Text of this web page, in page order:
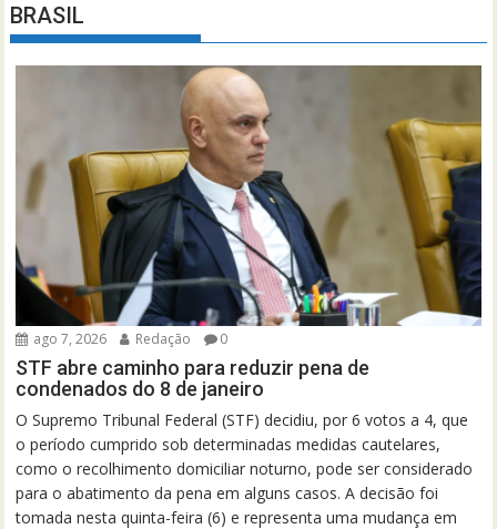
BRASIL
ago 7, 2026 Redação 0
STF abre caminho para reduzir pena de
condenados do 8 de janeiro
O Supremo Tribunal Federal (STF) decidiu, por 6 votos a 4, que
o período cumprido sob determinadas medidas cautelares,
como o recolhimento domiciliar noturno, pode ser considerado
para o abatimento da pena em alguns casos. A decisão foi
tomada nesta quinta-feira (6) e representa uma mudança em